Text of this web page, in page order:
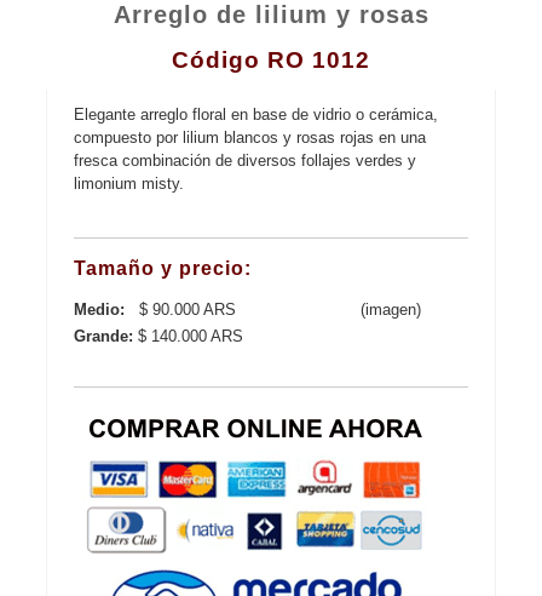
Arreglo de lilium y rosas
Código RO 1012
Elegante arreglo floral en base de vidrio o cerámica,
compuesto por lilium blancos y rosas rojas en una
fresca combinación de diversos follajes verdes y
limonium misty.
Tamaño y precio:
Medio: $ 90.000 ARS
(imagen)
Grande: $ 140.000 ARS